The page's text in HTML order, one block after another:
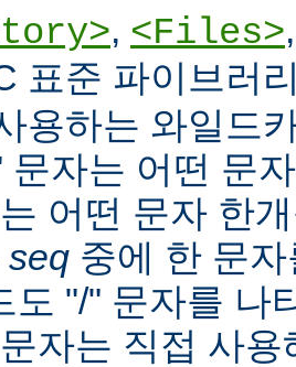
, <Files>
표준 파이브러
용하는 와일드
문자는 어떤 문
어떤 문자 한
seq 중에 한 문
도 "/" 문자를 나
자는 직접 사용